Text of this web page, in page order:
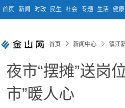
首页 新闻 时政 民生 社会 专题 生活 健康
首页 新闻中心 镇江
夜市“摆摊”送岗
市”暖人心